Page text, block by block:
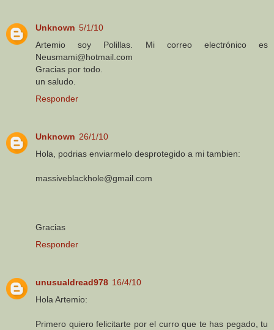
Unknown 5/1/10
Artemio soy Polillas. Mi correo electrónico es
Neusmami@hotmail.com
Gracias por todo.
un saludo.
Responder
Unknown 26/1/10
Hola, podrias enviarmelo desprotegido a mi tambien:
massiveblackhole@gmail.com
Gracias
Responder
unusualdread978 16/4/10
Hola Artemio:
Primero quiero felicitarte por el curro que te has pegado, tu